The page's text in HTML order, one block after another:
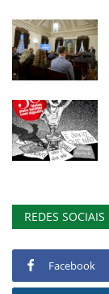
REDES SOCIAIS
Facebook